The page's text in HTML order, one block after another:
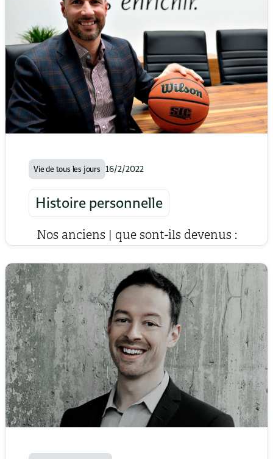
Vie de tous les jours 16/2/2022
Histoire personnelle
Nos anciens | que sont-ils devenus :